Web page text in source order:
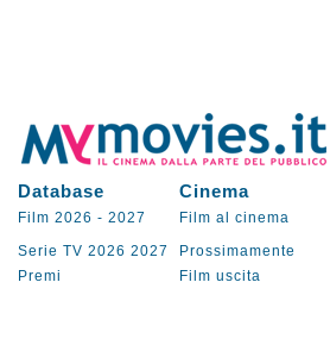
Database Cinema
Film 2026 - 2027 Film al cinema
Serie TV 2026 2027 Prossimamente
Premi
Film uscita